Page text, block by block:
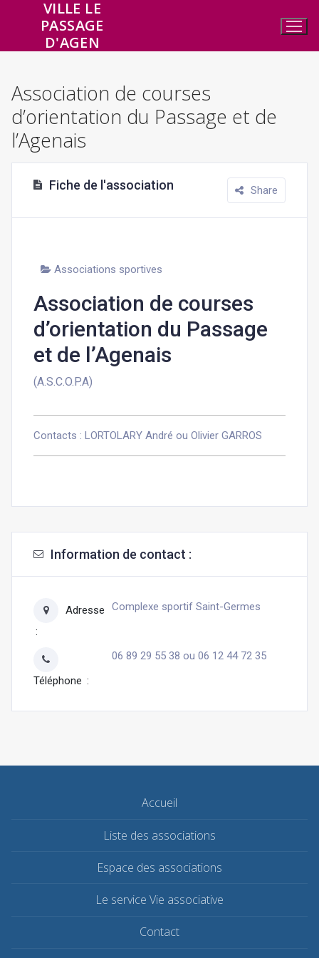
VILLE LE
PASSAGE
D'AGEN
Association de courses
d’orientation du Passage et de
l’Agenais
Fiche de l'association Share
Associations sportives
Association de courses
d’orientation du Passage
et de l’Agenais
(A.S.C.O.P.A)
Contacts : LORTOLARY André ou Olivier GARROS
Information de contact :
Adresse Complexe sportif Saint-Germes
Téléphone
06 89 29 55 38 ou 06 12 44 72 35
Accueil
Liste des associations
Espace des associations
Le service Vie associative
Contact